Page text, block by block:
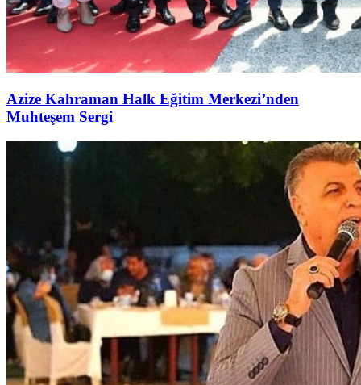
Azize Kahraman Halk Eğitim Merkezi’nden
Muhteşem Sergi